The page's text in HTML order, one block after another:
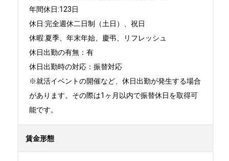
年間休日:123日
休日:完全週休二日制（土日）、祝日
休暇:夏季、年末年始、慶弔、リフレッシュ
休日出勤の有無：有
休日出勤時の対応：振替対応
※就活イベントの開催など、休日出勤が発生する場合
があります。その際は1ヶ月以内で振替休日を取得可
能です。
賃金形態